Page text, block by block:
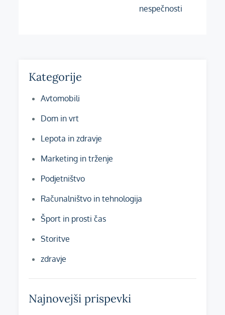
nespečnosti
Kategorije
Avtomobili
Dom in vrt
Lepota in zdravje
Marketing in trženje
Podjetništvo
Računalništvo in tehnologija
Šport in prosti čas
Storitve
zdravje
Najnovejši prispevki